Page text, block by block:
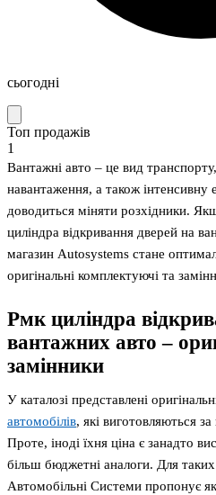
сьогодні
Топ продажів
1
Вантажні авто – це вид
навантаження, а також інтенсивну
доводиться міняти розхідники.
циліндра відкривання дверей на
магазин Autosystems стане
оригінальні комплектуючі та
Рмк циліндра
вантажних авто –
замінники
У каталозі представлені
автомобілів, які виготовляються
Проте, іноді їхня ціна є занадто
більш бюджетні аналоги. Для
Автомобільні Системи пропонує